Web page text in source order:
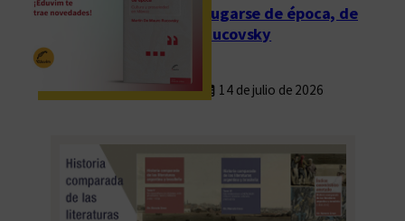
Fugarse de época, de
Rucovsky
14 de julio de 2026